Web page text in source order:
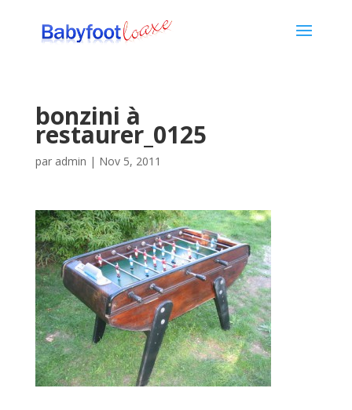
bonzini à
restaurer_0125
par admin | Nov 5, 2011